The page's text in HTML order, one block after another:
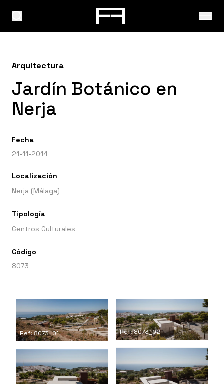
Arquitectura
Jardín Botánico en
Nerja
Fecha
21-11-2014
Localización
Nerja (Málaga)
Tipología
Centros Culturales
Código
8073
Ref: 8073_01 Ref: 8073_02